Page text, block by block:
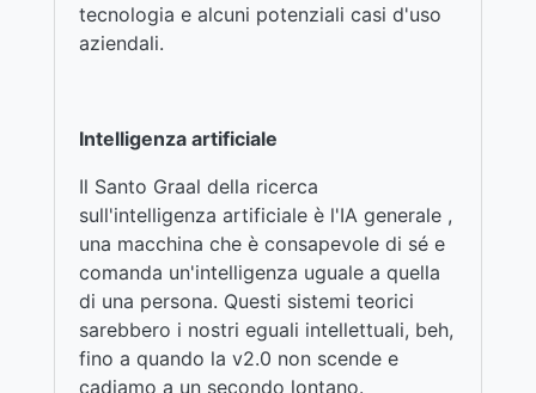
tecnologia e alcuni potenziali casi d'uso
aziendali.
Intelligenza artificiale
Il Santo Graal della ricerca
sull'intelligenza artificiale è l'IA generale ,
una macchina che è consapevole di sé e
comanda un'intelligenza uguale a quella
di una persona. Questi sistemi teorici
sarebbero i nostri eguali intellettuali, beh,
fino a quando la v2.0 non scende e
cadiamo a un secondo lontano.